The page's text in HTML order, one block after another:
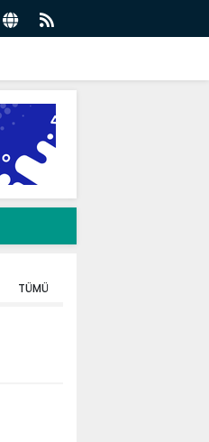
hale taşımak
TÜMÜ